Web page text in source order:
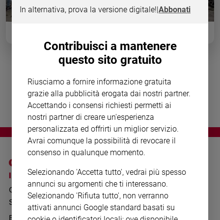
Chiesa
Devozione
del
giorno
del
giorno
Società
e
Seguiamolo passo a passo. Il servizio fotografico è di Ugo Zamborlini.
Una giornata con don Ciotti
I SITI SAN PAOLO
GRUPPO EDITORIALE
SAN PAOLO
BENESSERE
NOTE LEGALI
INFORMATIVA
WHISTLEBLOWING
In alternativa, prova la versione digitale!|Abbonati
Contribuisci a mantenere
questo sito gratuito
Riusciamo a fornire informazione gratuita
grazie alla pubblicità erogata dai nostri partner.
Accettando i consensi richiesti permetti ai
nostri partner di creare un'esperienza
personalizzata ed offrirti un miglior servizio.
Avrai comunque la possibilità di revocare il
consenso in qualunque momento.
Selezionando 'Accetta tutto', vedrai più spesso
annunci su argomenti che ti interessano.
Selezionando 'Rifiuta tutto', non verranno
attivati annunci Google standard basati su